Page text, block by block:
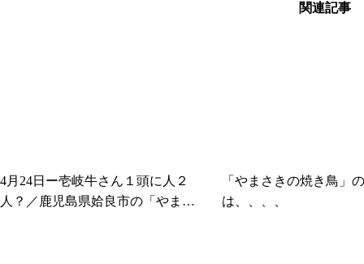
関連記事
4月24日ー壱岐牛さん１頭に人２
人？／鹿児島県姶良市の「やまさ
「やまさきの焼き鳥」
は、、、、